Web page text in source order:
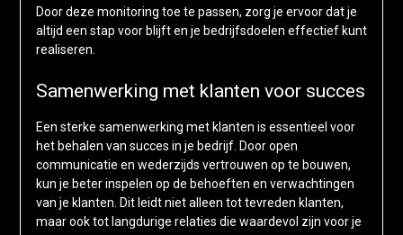
Door deze monitoring toe te passen, zorg je ervoor dat je
altijd een stap voor blijft en je bedrijfsdoelen effectief kunt
realiseren.
Samenwerking met klanten voor succes
Een sterke samenwerking met klanten is essentieel voor
het behalen van succes in je bedrijf. Door open
communicatie en wederzijds vertrouwen op te bouwen,
kun je beter inspelen op de behoeften en verwachtingen
van je klanten. Dit leidt niet alleen tot tevreden klanten,
maar ook tot langdurige relaties die waardevol zijn voor je